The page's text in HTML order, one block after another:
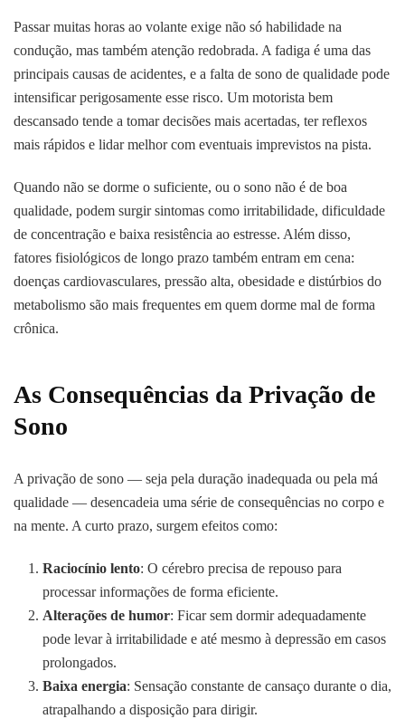
Passar muitas horas ao volante exige não só habilidade na
condução, mas também atenção redobrada. A fadiga é uma das
principais causas de acidentes, e a falta de sono de qualidade pode
intensificar perigosamente esse risco. Um motorista bem
descansado tende a tomar decisões mais acertadas, ter reflexos
mais rápidos e lidar melhor com eventuais imprevistos na pista.
Quando não se dorme o suficiente, ou o sono não é de boa
qualidade, podem surgir sintomas como irritabilidade, dificuldade
de concentração e baixa resistência ao estresse. Além disso,
fatores fisiológicos de longo prazo também entram em cena:
doenças cardiovasculares, pressão alta, obesidade e distúrbios do
metabolismo são mais frequentes em quem dorme mal de forma
crônica.
As Consequências da Privação de
Sono
A privação de sono — seja pela duração inadequada ou pela má
qualidade — desencadeia uma série de consequências no corpo e
na mente. A curto prazo, surgem efeitos como:
Raciocínio lento: O cérebro precisa de repouso para
processar informações de forma eficiente.
Alterações de humor: Ficar sem dormir adequadamente
pode levar à irritabilidade e até mesmo à depressão em casos
prolongados.
Baixa energia: Sensação constante de cansaço durante o dia,
atrapalhando a disposição para dirigir.